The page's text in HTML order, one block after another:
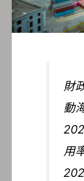
財
動
用